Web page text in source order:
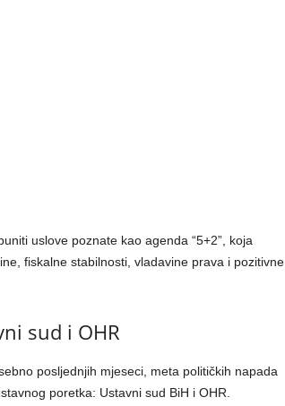
uslove poznate kao agenda “5+2”, koja
fiskalne stabilnosti, vladavine prava i pozitivne
sud i OHR
posljednjih mjeseci, meta političkih napada
poretka: Ustavni sud BiH i OHR.